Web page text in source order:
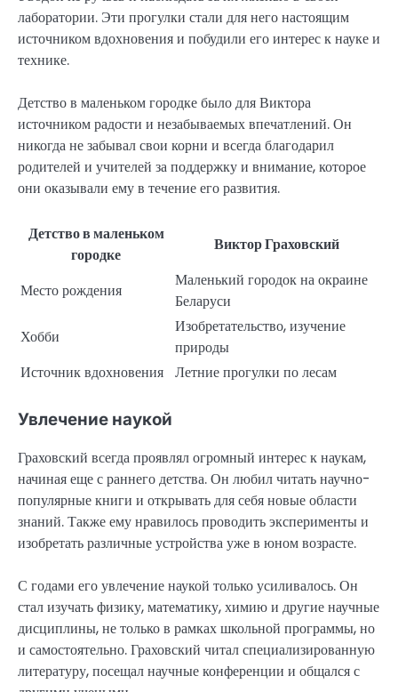
лаборатории. Эти прогулки стали для него настоящим
источником вдохновения и побудили его интерес к науке и
технике.
Детство в маленьком городке было для Виктора
источником радости и незабываемых впечатлений. Он
никогда не забывал свои корни и всегда благодарил
родителей и учителей за поддержку и внимание, которое
они оказывали ему в течение его развития.
Детство в маленьком
городке
Виктор Граховский
Место рождения
Маленький городок на окраине
Беларуси
Хобби
Изобретательство, изучение
природы
Источник вдохновения Летние прогулки по лесам
Увлечение наукой
Граховский всегда проявлял огромный интерес к наукам,
начиная еще с раннего детства. Он любил читать научно-
популярные книги и открывать для себя новые области
знаний. Также ему нравилось проводить эксперименты и
изобретать различные устройства уже в юном возрасте.
С годами его увлечение наукой только усиливалось. Он
стал изучать физику, математику, химию и другие научные
дисциплины, не только в рамках школьной программы, но
и самостоятельно. Граховский читал специализированную
литературу, посещал научные конференции и общался с